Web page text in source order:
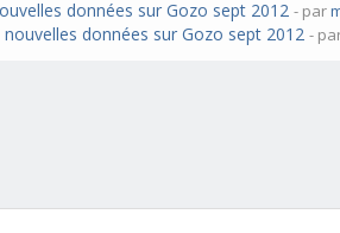
données sur Gozo sept 2012 - par
nouvelles données sur Gozo sept 2012 -